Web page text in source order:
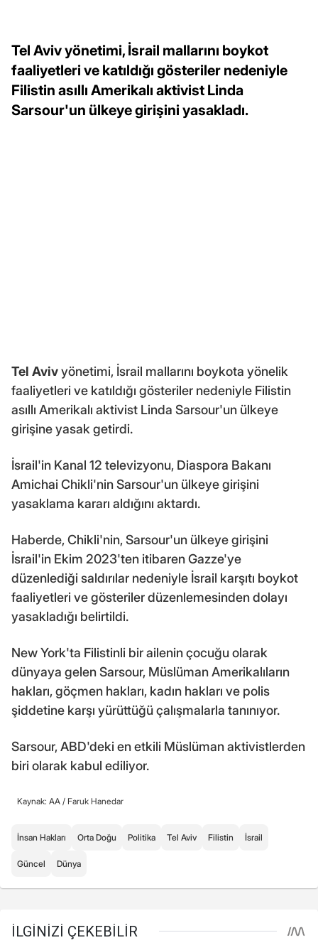
Tel Aviv yönetimi, İsrail mallarını boykot
faaliyetleri ve katıldığı gösteriler nedeniyle
Filistin asıllı Amerikalı aktivist Linda
Sarsour'un ülkeye girişini yasakladı.
Tel Avivyönetimi, İsrail mallarını boykota yönelik
faaliyetleri ve katıldığı gösteriler nedeniyle Filistin
asıllı Amerikalı aktivist Linda Sarsour'un ülkeye
girişine yasak getirdi.
İsrail'in Kanal 12 televizyonu, Diaspora Bakanı
Amichai Chikli'nin Sarsour'un ülkeye girişini
yasaklama kararı aldığını aktardı.
Haberde, Chikli'nin, Sarsour'un ülkeye girişini
İsrail'in Ekim 2023'ten itibaren Gazze'ye
düzenlediği saldırılar nedeniyle İsrail karşıtı boykot
faaliyetleri ve gösteriler düzenlemesinden dolayı
yasakladığı belirtildi.
New York'ta Filistinli bir ailenin çocuğu olarak
dünyaya gelen Sarsour, Müslüman Amerikalıların
hakları, göçmen hakları, kadın hakları ve polis
şiddetine karşı yürüttüğü çalışmalarla tanınıyor.
Sarsour, ABD'deki en etkili Müslüman aktivistlerden
biri olarak kabul ediliyor.
Kaynak: AA / Faruk Hanedar
İnsan Hakları Orta Doğu Politika Tel Aviv Filistin İsrail
Güncel Dünya